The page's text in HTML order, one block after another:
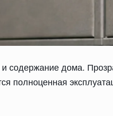
содержание дома.
полноценная